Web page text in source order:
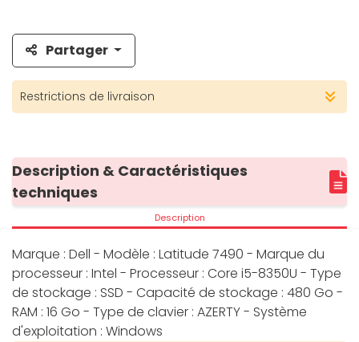
Partager
Restrictions de livraison
Description & Caractéristiques
techniques
Description
Marque : Dell - Modèle : Latitude 7490 - Marque du
processeur : Intel - Processeur : Core i5-8350U - Type
de stockage : SSD - Capacité de stockage : 480 Go -
RAM : 16 Go - Type de clavier : AZERTY - Système
d'exploitation : Windows